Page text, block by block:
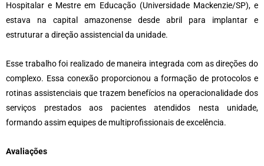
Hospitalar e Mestre em Educação (Universidade Mackenzie/SP), e
estava na capital amazonense desde abril para implantar e
estruturar a direção assistencial da unidade.
Esse trabalho foi realizado de maneira integrada com as direções do
complexo. Essa conexão proporcionou a formação de protocolos e
rotinas assistenciais que trazem benefícios na operacionalidade dos
serviços prestados aos pacientes atendidos nesta unidade,
formando assim equipes de multiprofissionais de excelência.
Avaliações